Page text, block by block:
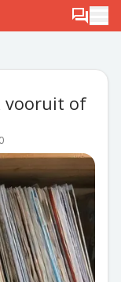
Berichten
vooruit of